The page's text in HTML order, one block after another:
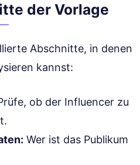
der Vorlage
Abschnitte, in denen
kannst:
ob der Influencer zu
Wer ist das Publikum